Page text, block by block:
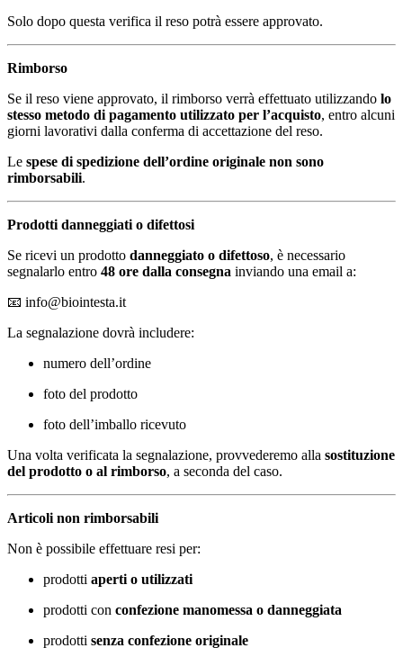
Solo dopo questa verifica il reso potrà essere approvato.
Rimborso
Se il reso viene approvato, il rimborso verrà effettuato utilizzando lo
stesso metodo di pagamento utilizzato per l’acquisto, entro alcuni
giorni lavorativi dalla conferma di accettazione del reso.
Le spese di spedizione dell’ordine originale non sono
rimborsabili.
Prodotti danneggiati o difettosi
Se ricevi un prodotto danneggiato o difettoso, è necessario
segnalarlo entro 48 ore dalla consegna inviando una email a:
📧 info@biointesta.it
La segnalazione dovrà includere:
numero dell’ordine
foto del prodotto
foto dell’imballo ricevuto
Una volta verificata la segnalazione, provvederemo alla sostituzione
del prodotto o al rimborso, a seconda del caso.
Articoli non rimborsabili
Non è possibile effettuare resi per:
prodotti aperti o utilizzati
prodotti con confezione manomessa o danneggiata
prodotti senza confezione originale